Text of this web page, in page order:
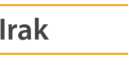
Irak